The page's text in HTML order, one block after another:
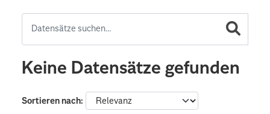
Keine Datensätze gefunden
Sortieren nach